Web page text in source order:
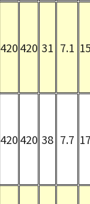
420420 31 7.1
420420 38 7.7